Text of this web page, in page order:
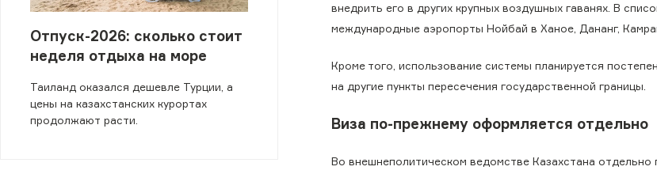
Отпуск-2026: сколько стоит
неделя отдыха на море
Таиланд оказался дешевле Турции, а
цены на казахстанских курортах
продолжают расти.
внедрить его в других крупных воздушных гаванях. В
международные аэропорты Нойбай в Ханое, Дананг,
Кроме того, использование системы планируется
на другие пункты пересечения государственной границы.
Виза по-прежнему оформляется отдельно
Во внешнеполитическом ведомстве Казахстана отдельно